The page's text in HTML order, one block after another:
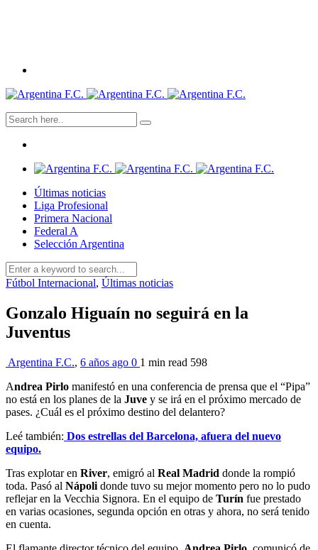
Últimas noticias
Liga Profesional
Primera Nacional
Federal A
Selección Argentina
Fútbol Internacional, Últimas noticias
Gonzalo Higuaín no seguirá en la
Juventus
Argentina F.C., 6 años ago 0 1 min read 598
Andrea Pirlo manifestó en una conferencia de prensa que el “Pipa”
no está en los planes de la Juve y se irá en el próximo mercado de
pases. ¿Cuál es el próximo destino del delantero?
Leé también: Dos estrellas del Barcelona, afuera del nuevo
equipo.
Tras explotar en River, emigró al Real Madrid donde la rompió
toda. Pasó al Nápoli donde tuvo su mejor momento pero no lo pudo
reflejar en la Vecchia Signora. En el equipo de Turín fue prestado
en varias ocasiones, segunda opción en otras y ahora, no será tenido
en cuenta.